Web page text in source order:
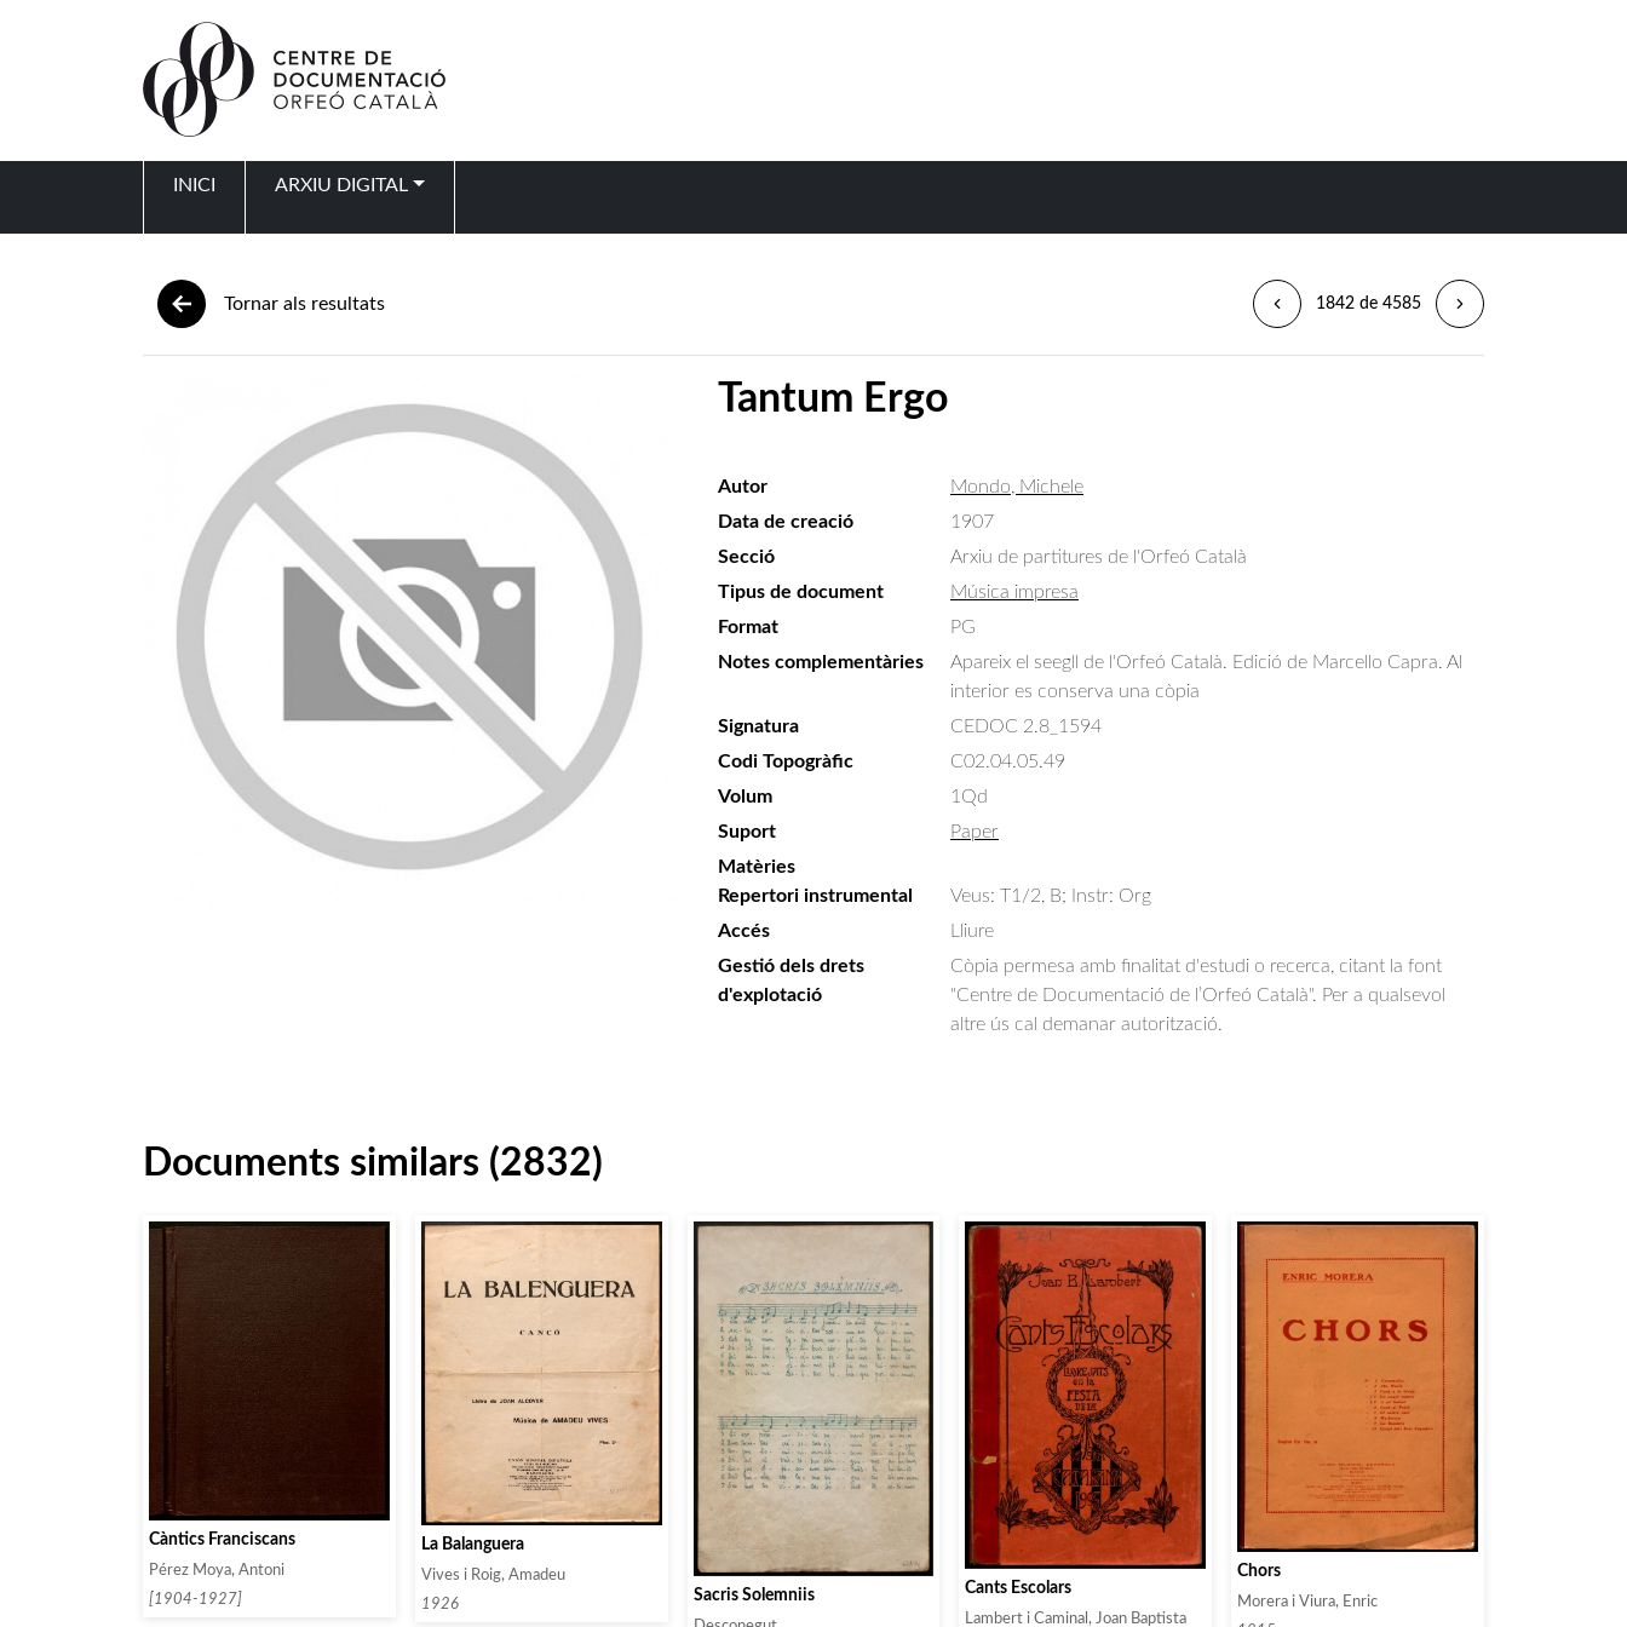
INICI ARXIU DIGITAL
Tornar als resultats 1842 de 4585
Tantum Ergo
Autor
Mondo, Michele
Data de creació
1907
Secció
Arxiu de partitures de l'Orfeó Català
Tipus de document
Música impresa
Format
PG
Notes complementàries
Apareix el seegll de l'Orfeó Català. Edició de Marcello Capra. Al
interior es conserva una còpia
Signatura
CEDOC 2.8_1594
Codi Topogràfic
C02.04.05.49
Volum
1Qd
Suport
Paper
Matèries
Repertori instrumental
Veus: T1/2, B; Instr: Org
Accés
Lliure
Gestió dels drets
d'explotació
Còpia permesa amb finalitat d'estudi o recerca, citant la font
"Centre de Documentació de l’Orfeó Català". Per a qualsevol
altre ús cal demanar autorització.
Documents similars (2832)
Càntics Franciscans
Pérez Moya, Antoni
[1904-1927]
La Balanguera
Vives i Roig, Amadeu
1926
Sacris Solemniis Cants Escolars
Lambert i Caminal, Joan Baptista
Chors
Morera i Viura, Enric